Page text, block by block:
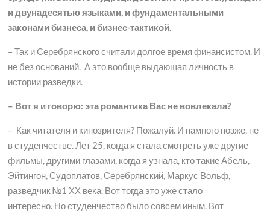
и двунадесятью языками, и фундаментальными
законами бизнеса, и бизнес-тактикой.
– Так и Серебрянского считали долгое время финансистом. И
не без оснований. А это вообще выдающая личность в
истории разведки.
– Вот я и говорю: эта романтика Вас не вовлекала?
– Как читателя и кинозрителя? Пожалуй. И намного позже, не
в студенчестве. Лет 25, когда я стала смотреть уже другие
фильмы, другими глазами, когда я узнала, кто такие Абель,
Эйтингон, Судоплатов, Серебрянский, Маркус Вольф,
разведчик №1 ХХ века. Вот тогда это уже стало
интересно. Но студенчество было совсем иным. Вот